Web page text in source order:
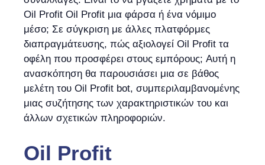
Oil Profit Oil Profit μια φάρσα ή ένα νόμιμο
μέσο; Σε σύγκριση με άλλες πλατφόρμες
διαπραγμάτευσης, πώς αξιολογεί Oil Profit τα
οφέλη που προσφέρει στους εμπόρους; Αυτή η
ανασκόπηση θα παρουσιάσει μια σε βάθος
μελέτη του Oil Profit bot, συμπεριλαμβανομένης
μιας συζήτησης των χαρακτηριστικών του και
άλλων σχετικών πληροφοριών.
Oil Profit